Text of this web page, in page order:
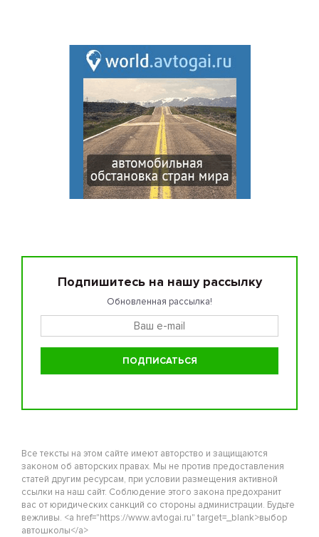
Подпишитесь на нашу рассылку
Обновленная рассылка!
Все тексты на этом сайте имеют авторство и защищаются
законом об авторских правах. Мы не против предоставления
статей другим ресурсам, при условии размещения активной
ссылки на наш сайт. Соблюдение этого закона предохранит
вас от юридических санкций со стороны администрации. Будьте
вежливы. <a href="https://www.avtogai.ru" target=_blank>выбор
автошколы</a>